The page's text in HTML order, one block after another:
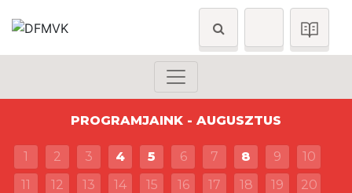
PROGRAMJAINK - AUGUSZTUS
1 2 3 4 5 6 7 8 9
10
11
12 13 14 15 16 17 18 19
20